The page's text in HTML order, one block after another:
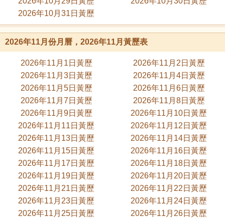
2026年10月31日黃歷
2026年11月份月曆，2026年11月黃歷表
2026年11月1日黃歷
2026年11月2日黃歷
2026年11月3日黃歷
2026年11月4日黃歷
2026年11月5日黃歷
2026年11月6日黃歷
2026年11月7日黃歷
2026年11月8日黃歷
2026年11月9日黃歷
2026年11月10日黃歷
2026年11月11日黃歷
2026年11月12日黃歷
2026年11月13日黃歷
2026年11月14日黃歷
2026年11月15日黃歷
2026年11月16日黃歷
2026年11月17日黃歷
2026年11月18日黃歷
2026年11月19日黃歷
2026年11月20日黃歷
2026年11月21日黃歷
2026年11月22日黃歷
2026年11月23日黃歷
2026年11月24日黃歷
2026年11月25日黃歷
2026年11月26日黃歷